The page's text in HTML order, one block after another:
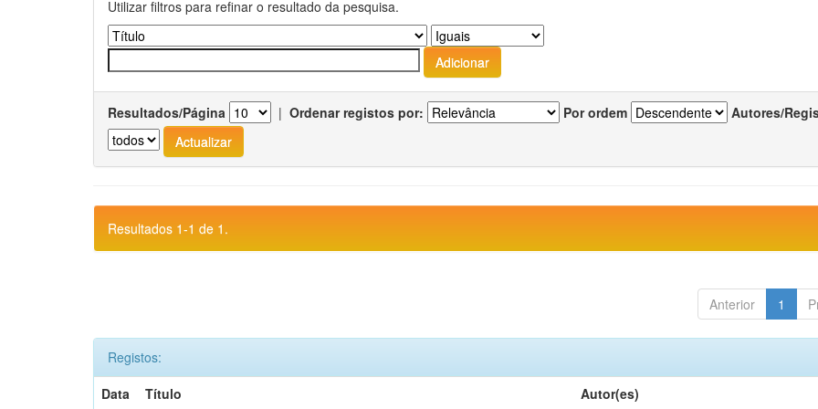
Utilizar filtros para refinar o resultado da pesquisa.
Resultados/Página | Ordenar registos por: Por ordem Autores/
Resultados 1-1 de 1.
Anterior 1
Registos:
Data
Título Autor(es)